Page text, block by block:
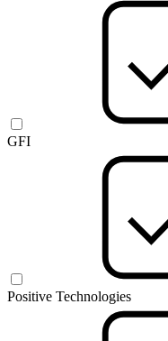
GFI
Positive Technologies